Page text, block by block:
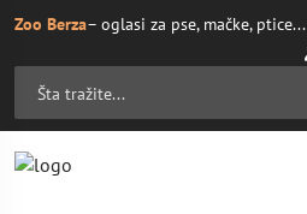
Zoo Berza– oglasi za pse, mačke, ptice...